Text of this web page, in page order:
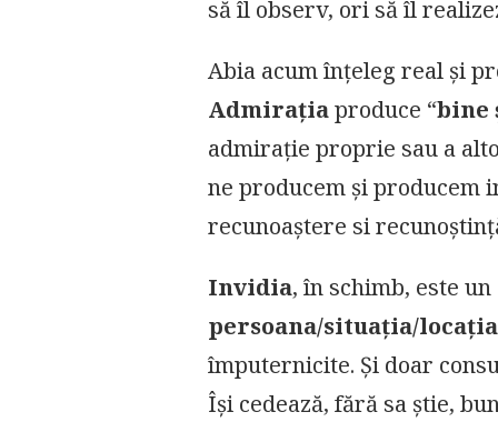
să îl observ, ori să îl
Abia acum înțeleg real și
Admirațiaproduce “bine
admirație proprie sau a
ne producem și producem
recunoaștere si
Invidia, în schimb, este un
persoana/situația/
împuternicite. Și doar
Își cedează, fără sa știe,